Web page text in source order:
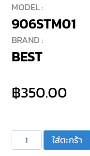
MODEL :
906STM01
BRAND :
BEST
฿350.00
จำนวน
ขา
ใส่ตะกร้า